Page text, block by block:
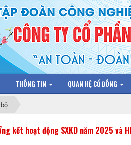
THÔNG TIN QUAN HỆ CỔ ĐÔNG
kết hoạt động SXKD năm 2025 và